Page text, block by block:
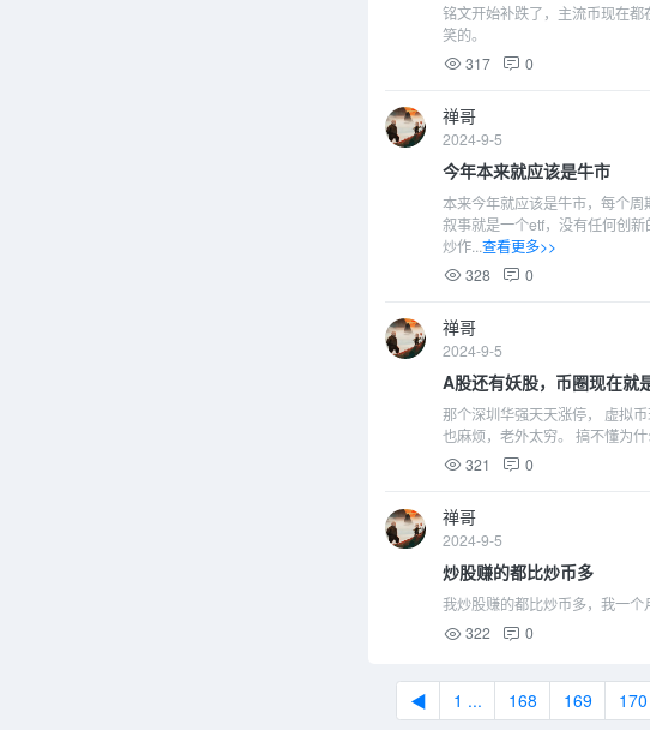
铭文开始补跌了，主流币现在
笑的。
317
0
禅哥
2024-9-5
今年本来就应该是牛市
本来今年就应该是牛市，每个
叙事就是一个etf，没有任何创
炒作...查看更多>>
328
0
禅哥
2024-9-5
A股还有妖股，币圈现在就
那个深圳华强天天涨停， 虚拟
也麻烦，老外太穷。 搞不懂为什
321
0
禅哥
2024-9-5
炒股赚的都比炒币多
我炒股赚的都比炒币多，我一个
322
0
◀ 1 ... 168 169 170